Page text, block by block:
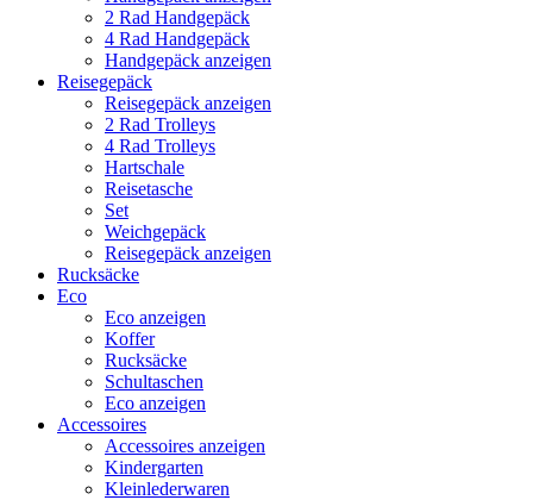
2 Rad Handgepäck
4 Rad Handgepäck
Handgepäck anzeigen
Reisegepäck
Reisegepäck anzeigen
2 Rad Trolleys
4 Rad Trolleys
Hartschale
Reisetasche
Set
Weichgepäck
Reisegepäck anzeigen
Rucksäcke
Eco
Eco anzeigen
Koffer
Rucksäcke
Schultaschen
Eco anzeigen
Accessoires
Accessoires anzeigen
Kindergarten
Kleinlederwaren